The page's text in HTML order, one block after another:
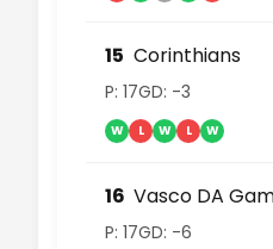
15 Corinthians
P: 17GD: -3
W L W L W
16 Vasco DA
P: 17GD: -6